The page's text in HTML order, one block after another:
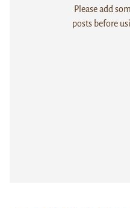
Please add
posts before